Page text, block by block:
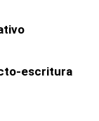
escritura